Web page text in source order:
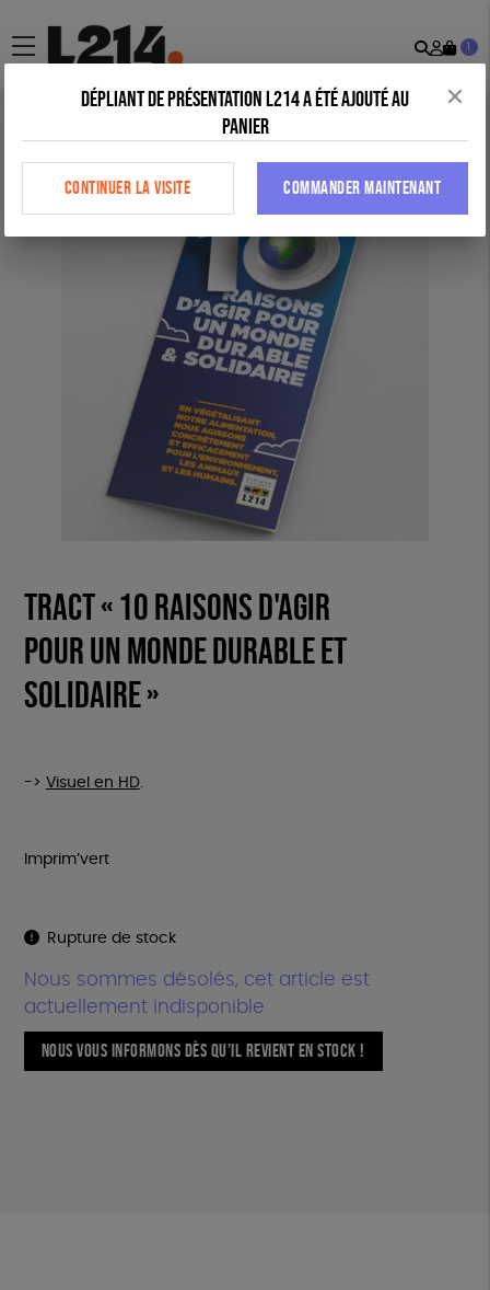
menu
Mon
1
Outils militants
d’agir pour un monde durable et solidaire »
Tract « 10 raisons d'agir
pour un monde durable et
solidaire »
-> Visuel en HD.
Imprim’vert
Rupture de stock
Nous sommes désolés, cet article est
actuellement indisponible
NOUS VOUS INFORMONS DÈS QU’IL REVIENT EN STOCK !
Dépliant de présentation L214 a été ajouté au
panier
CONTINUER LA VISITE COMMANDER MAINTENANT